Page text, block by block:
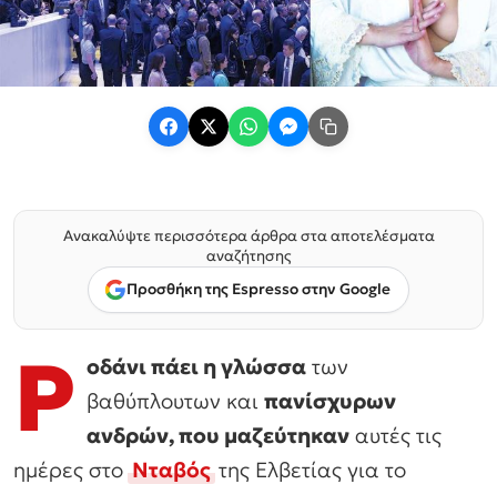
Ανακαλύψτε περισσότερα άρθρα στα αποτελέσματα
αναζήτησης
Προσθήκη της Espresso στην Google
Ρ οδάνι πάει η γλώσσα των
βαθύπλουτων και πανίσχυρων
ανδρών, που μαζεύτηκαν αυτές τις
ημέρες στοΝταβός της Ελβετίας για το